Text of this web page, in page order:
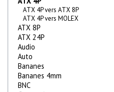
ATX 4P vers ATX 8P
ATX 4P vers MOLEX
ATX 8P
ATX 24P
Audio
Auto
Bananes
Bananes 4mm
BNC